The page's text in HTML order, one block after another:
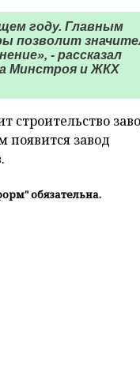
году. Главным
позволит
- рассказал
Минстроя и ЖКХ
строительство
появится завод
обязательна.